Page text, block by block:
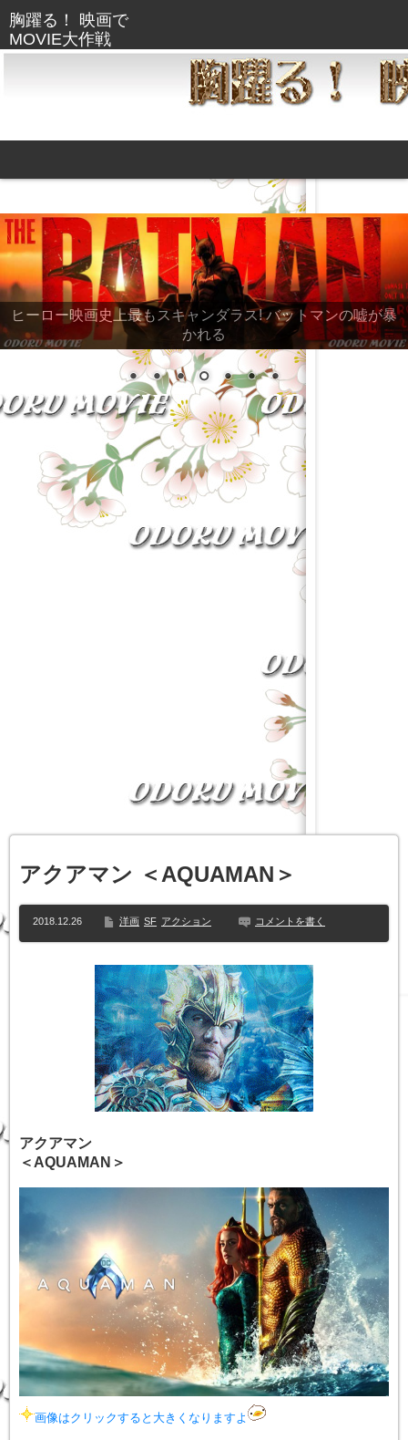
アクアマン ＜AQUAMAN＞
2018.12.26 洋画 SF アクション コメントを書く
アクアマン
＜AQUAMAN＞
画像はクリックすると大きくなりますよ